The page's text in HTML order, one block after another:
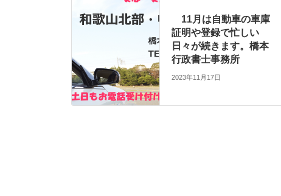
11月は自動車の車庫
証明や登録で忙しい
日々が続きます。橋本
行政書士事務所
2023年11月17日